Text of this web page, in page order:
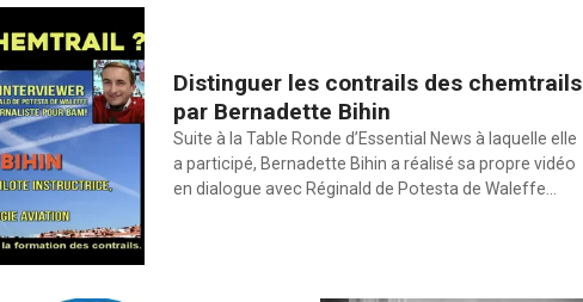
Distinguer les contrails des chemtrails
par Bernadette Bihin
Suite à la Table Ronde d’Essential News à laquelle elle
a participé, Bernadette Bihin a réalisé sa propre vidéo
en dialogue avec Réginald de Potesta de Waleffe…